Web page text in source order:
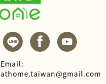
Email:
athome.taiwan@gmail.com